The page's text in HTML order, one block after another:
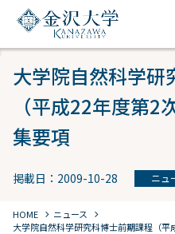
大学院自然科学研
（平成22年度第
集要項
掲載日：2009-10-28 ニュ
HOME chevron_right ニュース chevron_right
大学院自然科学研究科博士前期課程（